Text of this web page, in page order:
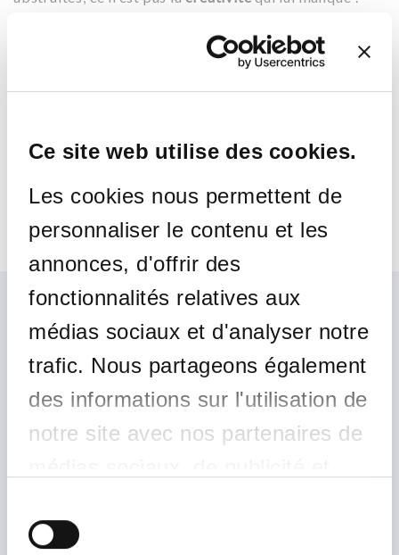
Ce site web utilise des cookies.
Les cookies nous permettent de
personnaliser le contenu et les
annonces, d'offrir des
fonctionnalités relatives aux
médias sociaux et d'analyser notre
trafic. Nous partageons également
des informations sur l'utilisation de
notre site avec nos partenaires de
celles-ci avec d'autres
du
Sculptons ensemble. Le partage a une place majeure
dans sa passion. C'est pourquoi il organise des
immersions pour vous apprendre àmodeler et sublimer
Si cela vous intéresse, contactez Vincent sur
PLUS D'INFOS
Sculpture 1